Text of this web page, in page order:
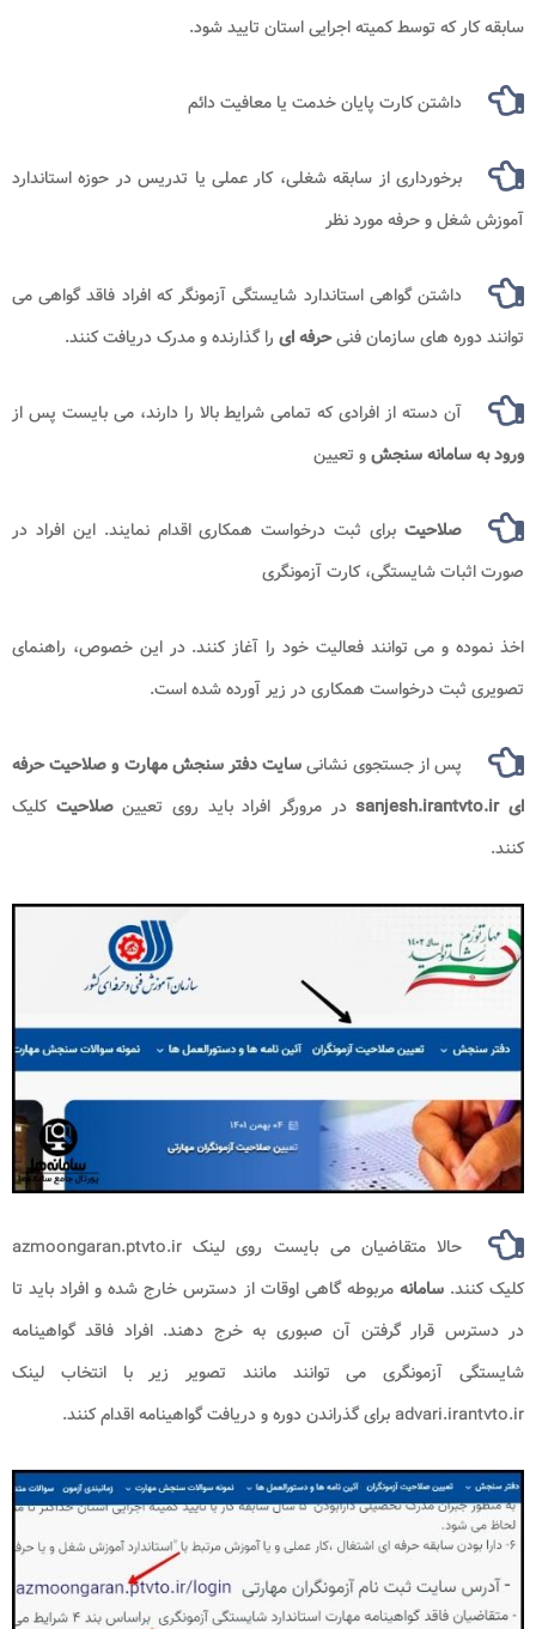
سابقه کار که توسط کمیته اجرایی استان تایید شود.
داشتن کارت پایان خدمت یا معافیت دائم
برخورداری از سابقه شغلی، کار عملی یا تدریس در حوزه استاندارد
آموزش شغل و حرفه مورد نظر
داشتن گواهی استاندارد شایستگی آزمونگر که افراد فاقد گواهی می
توانند دوره های سازمان فنیحرفه ای را گذارنده و مدرک دریافت کنند.
آن دسته از افرادی که تمامی شرایط بالا را دارند، می بایست پس از
ورود به سامانه سنجشو تعیین
صلاحیت برای ثبت درخواست همکاری اقدام نمایند. این افراد در
صورت اثبات شایستگی، کارت آزمونگری
اخذ نموده و می توانند فعالیت خود را آغاز کنند. در این خصوص، راهنمای
تصویری ثبت درخواست همکاری در زیر آورده شده است.
پس از جستجوی نشانیسایت دفتر سنجش مهارت و صلاحیت حرفه
ای sanjesh.irantvto.ir
در مرورگر افراد باید روی تعیینصلاحیتکلیک
کنند.
حالا متقاضیان می بایست روی لینک azmoongaran.ptvto.ir
کلیک کنند.سامانهمربوطه گاهی اوقات از دسترس خارج شده و افراد باید تا
در دسترس قرار گرفتن آن صبوری به خرج دهند. افراد فاقد گواهینامه
شایستگی آزمونگری می توانند مانند تصویر زیر با انتخاب لینک
advari.irantvto.ir برای گذراندن دوره و دریافت گواهینامه اقدام کنند.